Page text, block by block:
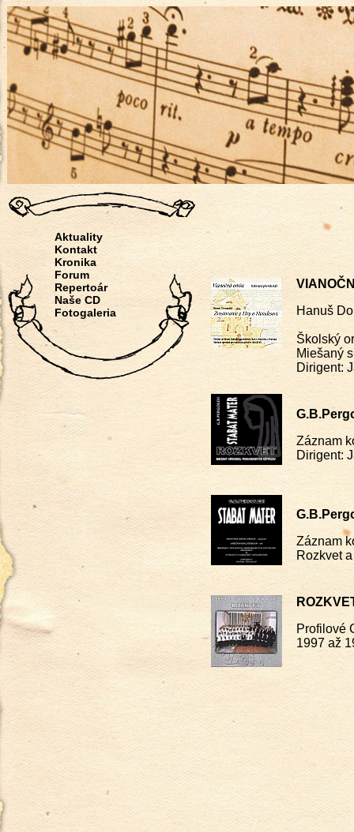
Aktuality
Kontakt
Kronika
Forum
Repertoár
Naše CD
Fotogaleria
Hanuš
Školský
Miešaný
Dirigent:
Záznam
Dirigent:
Záznam
Rozkvet
Profilové
1997 až